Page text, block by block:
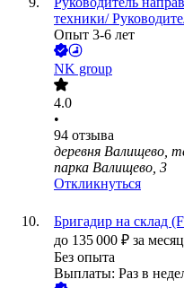
техники/
Опыт 3-6 лет
NK group
4.0
•
94 отзыва
деревня Валищево,
парка Валищево, 3
Откликнуться
Бригадир на склад
до 135 000 ₽ за
Без опыта
Выплаты: Раз в